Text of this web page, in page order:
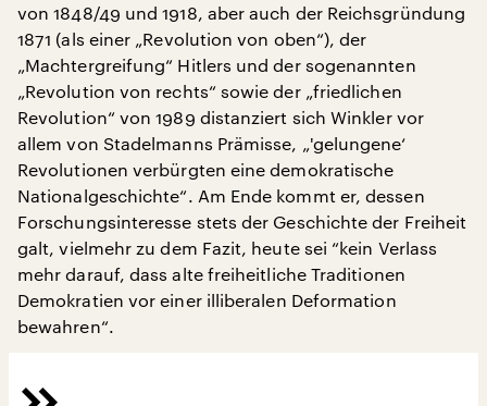
von 1848/49 und 1918, aber auch der Reichsgründung
1871 (als einer „Revolution von oben“), der
„Machtergreifung“ Hitlers und der sogenannten
„Revolution von rechts“ sowie der „friedlichen
Revolution“ von 1989 distanziert sich Winkler vor
allem von Stadelmanns Prämisse, „'gelungene‘
Revolutionen verbürgten eine demokratische
Nationalgeschichte“. Am Ende kommt er, dessen
Forschungsinteresse stets der Geschichte der Freiheit
galt, vielmehr zu dem Fazit, heute sei “kein Verlass
mehr darauf, dass alte freiheitliche Traditionen
Demokratien vor einer illiberalen Deformation
bewahren“.